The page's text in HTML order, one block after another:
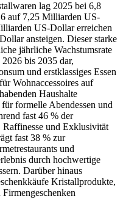
lag 2025 bei 6,8
auf 7,25 Milliarden US-
US-Dollar erreichen
ansteigen. Dieser starke
jährliche Wachstumsrate
bis 2035 dar,
und erstklassiges Essen
Wohnaccessoires auf
Haushalte
formelle Abendessen und
fast 46 % der
und Exklusivität
fast 38 % zur
und
durch hochwertige
Darüber hinaus
Kristallprodukte,